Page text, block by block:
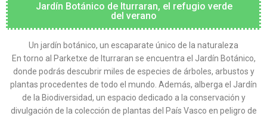
Jardín Botánico de Iturraran, el refugio verde
del verano
Un jardín botánico, un escaparate único de la naturaleza
En torno al Parketxe de Iturraran se encuentra el Jardín Botánico,
donde podrás descubrir miles de especies de árboles, arbustos y
plantas procedentes de todo el mundo. Además, alberga el Jardín
de la Biodiversidad, un espacio dedicado a la conservación y
divulgación de la colección de plantas del País Vasco en peligro de